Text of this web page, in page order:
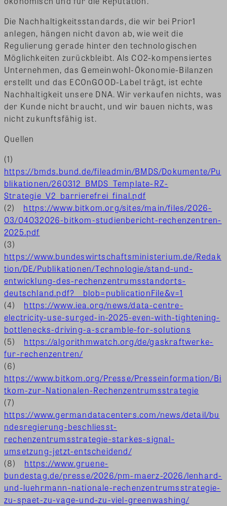
Die Nachhaltigkeitsstandards, die wir bei Prior1
anlegen, hängen nicht davon ab, wie weit die
Regulierung gerade hinter den technologischen
Möglichkeiten zurückbleibt. Als CO2-kompensiertes
Unternehmen, das Gemeinwohl-Ökonomie-Bilanzen
erstellt und das ECOnGOOD-Label trägt, ist echte
Nachhaltigkeit unsere DNA. Wir verkaufen nichts, was
der Kunde nicht braucht, und wir bauen nichts, was
nicht zukunftsfähig ist.
Quellen
(1)
https://bmds.bund.de/fileadmin/BMDS/Dokumente/Pu
blikationen/260312_BMDS_Template-RZ-
Strategie_V2_barrierefrei_final.pdf
(2) https://www.bitkom.org/sites/main/files/2026-
03/04032026-bitkom-studienbericht-rechenzentren-
2025.pdf
(3)
https://www.bundeswirtschaftsministerium.de/Redak
tion/DE/Publikationen/Technologie/stand-und-
entwicklung-des-rechenzentrumsstandorts-
deutschland.pdf?__blob=publicationFile&v=1
(4) https://www.iea.org/news/data-centre-
electricity-use-surged-in-2025-even-with-tightening-
bottlenecks-driving-a-scramble-for-solutions
(5) https://algorithmwatch.org/de/gaskraftwerke-
fur-rechenzentren/
(6)
https://www.bitkom.org/Presse/Presseinformation/Bi
tkom-zur-Nationalen-Rechenzentrumsstrategie
(7)
https://www.germandatacenters.com/news/detail/bu
ndesregierung-beschliesst-
rechenzentrumsstrategie-starkes-signal-
umsetzung-jetzt-entscheidend/
(8) https://www.gruene-
bundestag.de/presse/2026/pm-maerz-2026/lenhard-
und-luehrmann-nationale-rechenzentrumsstrategie-
zu-spaet-zu-vage-und-zu-viel-greenwashing/